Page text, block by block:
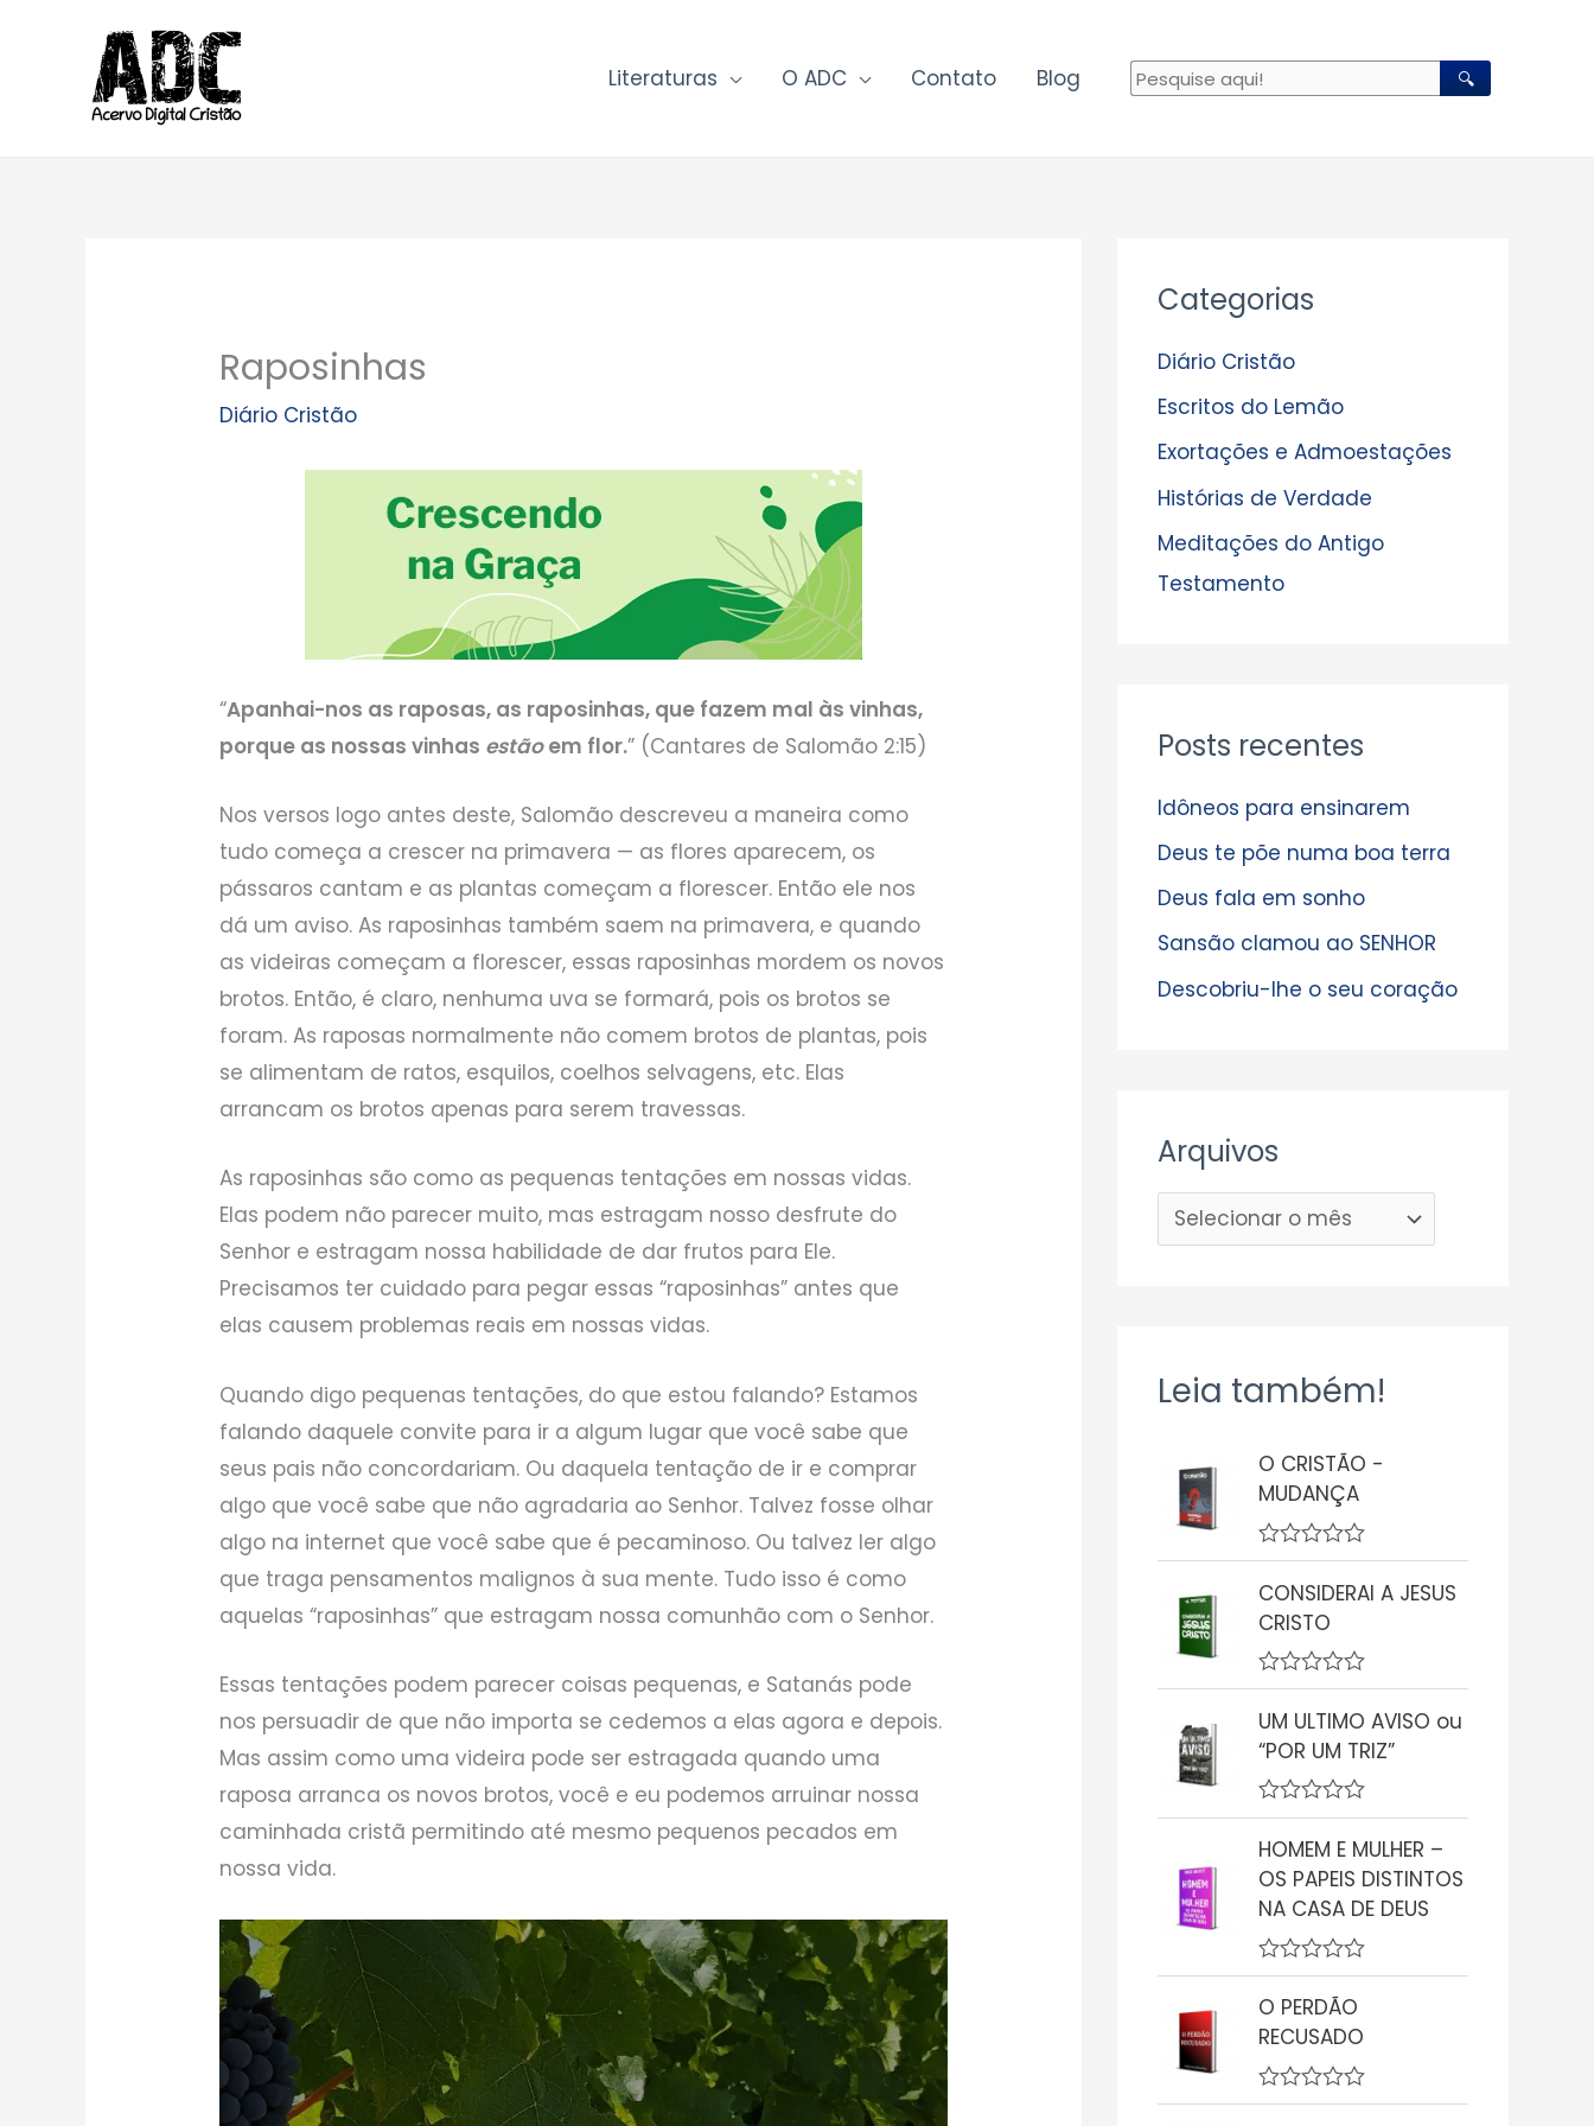
conteúdo
Literaturas O ADC Contato Blog 🔍
Raposinhas
Diário Cristão
“Apanhai-nos as raposas, as raposinhas, que fazem mal às vinhas,
porque as nossas vinhas estãoem flor.” (Cantares de Salomão 2:15)
Nos versos logo antes deste, Salomão descreveu a maneira como
tudo começa a crescer na primavera — as flores aparecem, os
pássaros cantam e as plantas começam a florescer. Então ele nos
dá um aviso. As raposinhas também saem na primavera, e quando
as videiras começam a florescer, essas raposinhas mordem os novos
brotos. Então, é claro, nenhuma uva se formará, pois os brotos se
foram. As raposas normalmente não comem brotos de plantas, pois
se alimentam de ratos, esquilos, coelhos selvagens, etc. Elas
arrancam os brotos apenas para serem travessas.
As raposinhas são como as pequenas tentações em nossas vidas.
Elas podem não parecer muito, mas estragam nosso desfrute do
Senhor e estragam nossa habilidade de dar frutos para Ele.
Precisamos ter cuidado para pegar essas “raposinhas” antes que
elas causem problemas reais em nossas vidas.
Quando digo pequenas tentações, do que estou falando? Estamos
falando daquele convite para ir a algum lugar que você sabe que
seus pais não concordariam. Ou daquela tentação de ir e comprar
algo que você sabe que não agradaria ao Senhor. Talvez fosse olhar
algo na internet que você sabe que é pecaminoso. Ou talvez ler algo
que traga pensamentos malignos à sua mente. Tudo isso é como
aquelas “raposinhas” que estragam nossa comunhão com o Senhor.
Essas tentações podem parecer coisas pequenas, e Satanás pode
nos persuadir de que não importa se cedemos a elas agora e depois.
Mas assim como uma videira pode ser estragada quando uma
raposa arranca os novos brotos, você e eu podemos arruinar nossa
caminhada cristã permitindo até mesmo pequenos pecados em
nossa vida.
Categorias
Diário Cristão
Escritos do Lemão
Exortações e Admoestações
Histórias de Verdade
Meditações do Antigo
Testamento
Posts recentes
Idôneos para ensinarem
Deus te põe numa boa terra
Deus fala em sonho
Sansão clamou ao SENHOR
Descobriu-lhe o seu coração
Arquivos
r
u
i
v
o
s
Leia também!
O CRISTÃO -
MUDANÇA
A
v
a
l
a
ç
o
0
d
e
5
CONSIDERAI A JESUS
CRISTO
A
v
a
l
a
o
0
d
e
5
UM ULTIMO AVISO ou
“POR UM TRIZ”
A
v
a
l
i
a
ç
ã
o
0
d
e
5
HOMEM E MULHER –
OS PAPEIS DISTINTOS
NA CASA DE DEUS
A
v
a
l
a
O PERDÃO
RECUSADO
A